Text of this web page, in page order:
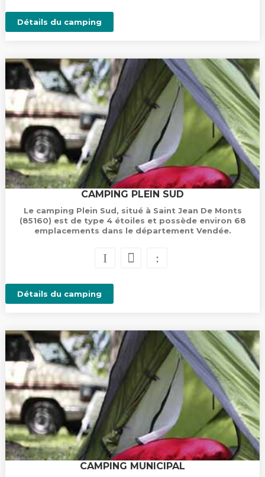
Détails du camping
CAMPING PLEIN SUD
Le camping Plein Sud, situé à Saint Jean De Monts
(85160) est de type 4 étoiles et possède environ 68
emplacements dans le département Vendée.
Détails du camping
CAMPING MUNICIPAL